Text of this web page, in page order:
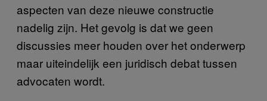
aspecten van deze nieuwe constructie
nadelig zijn. Het gevolg is dat we geen
discussies meer houden over het onderwerp
maar uiteindelijk een juridisch debat tussen
advocaten wordt.